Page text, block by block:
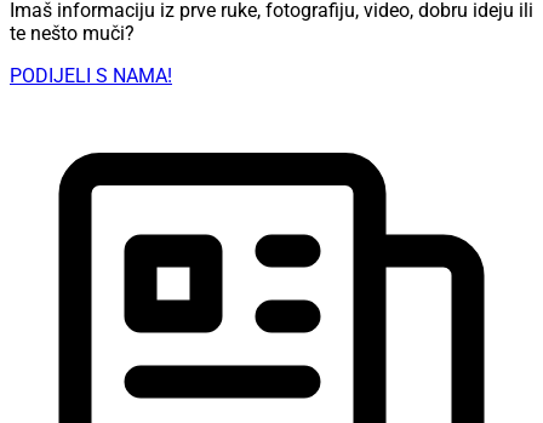
Imaš informaciju iz prve ruke, fotografiju, video, dobru ideju ili
te nešto muči?
PODIJELI S NAMA!